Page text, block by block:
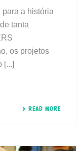
para a história
tanta
os projetos
[...]
READ MORE